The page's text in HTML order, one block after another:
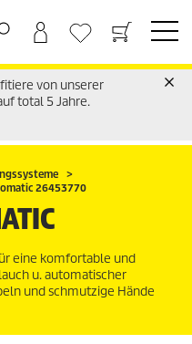
von unserer
total 5 Jahre.
26453770
eine komfortable und
u. automatischer
und schmutzige Hände